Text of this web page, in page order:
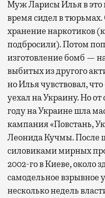
Муж Ларисы Илья в это
время сидел в тюрьмах.
хранение наркотиков
подбросили). Потом
изготовление бомб —
выбитых из другого
но Илья чувствовал,
уехал на Украину. Но
году на Украине шла
кампания «Повстань,
Леонида Кучмы. После
силовиками мирных
2002-го в Киеве, около
самодельное взрывное
несколько недель